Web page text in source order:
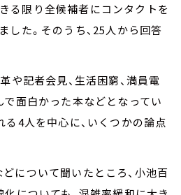
る限り全候補者にコンタクトを
した。そのうち、25人から回答
や記者会見、生活困窮、満員電
で面白かった本などとなってい
る4人を中心に、いくつかの論点
について聞いたところ、小池百